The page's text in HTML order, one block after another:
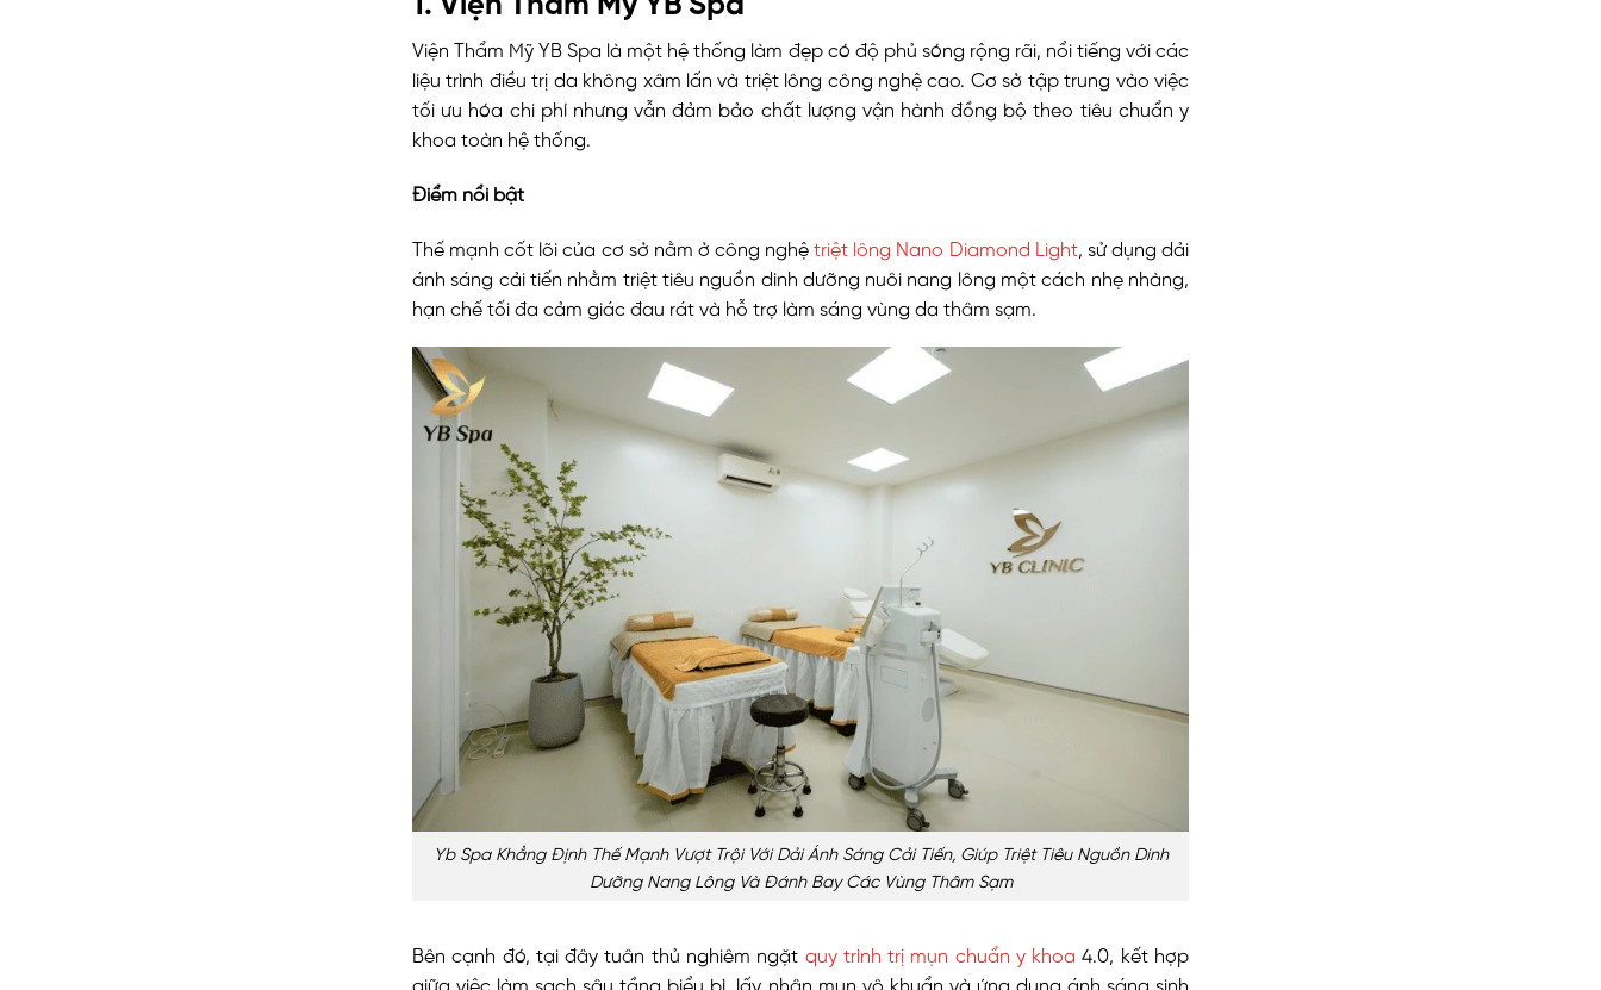
Viện Thẩm Mỹ YB Spa là một hệ thống làm đẹp có độ phủ sóng rộng rãi, nổi tiếng với các
liệu trình điều trị da không xâm lấn và triệt lông công nghệ cao. Cơ sở tập trung vào việc
tối ưu hóa chi phí nhưng vẫn đảm bảo chất lượng vận hành đồng bộ theo tiêu chuẩn y
khoa toàn hệ thống.
Điểm nổi bật
Thế mạnh cốt lõi của cơ sở nằm ở công nghệtriệt lông Nano Diamond Light, sử dụng dải
ánh sáng cải tiến nhằm triệt tiêu nguồn dinh dưỡng nuôi nang lông một cách nhẹ nhàng,
hạn chế tối đa cảm giác đau rát và hỗ trợ làm sáng vùng da thâm sạm.
Yb Spa Khẳng Định Thế Mạnh Vượt Trội Với Dải Ánh Sáng Cải Tiến, Giúp Triệt Tiêu Nguồn Dinh
Dưỡng Nang Lông Và Đánh Bay Các Vùng Thâm Sạm
Bên cạnh đó, tại đây tuân thủ nghiêm ngặt quy trình trị mụn chuẩn y khoa 4.0, kết hợp
giữa việc làm sạch sâu tầng biểu bì, lấy nhân mụn vô khuẩn và ứng dụng ánh sáng sinh